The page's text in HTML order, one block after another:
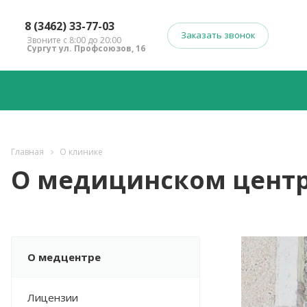
8 (3462) 33-77-03
Звоните с 8:00 до 20:00
Сургут ул. Профсоюзов, 16
Заказать звонок
Главная О клинике
О медицинском
О медцентре
Лицензии